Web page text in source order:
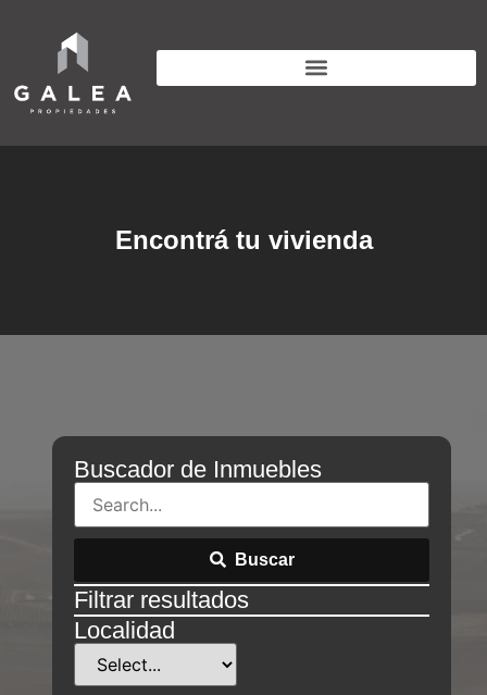
Encontrá tu vivienda
Buscador de Inmuebles
Buscar
Filtrar resultados
Localidad